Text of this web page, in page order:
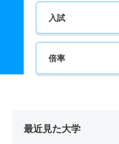
入試
倍率
最近見た大学